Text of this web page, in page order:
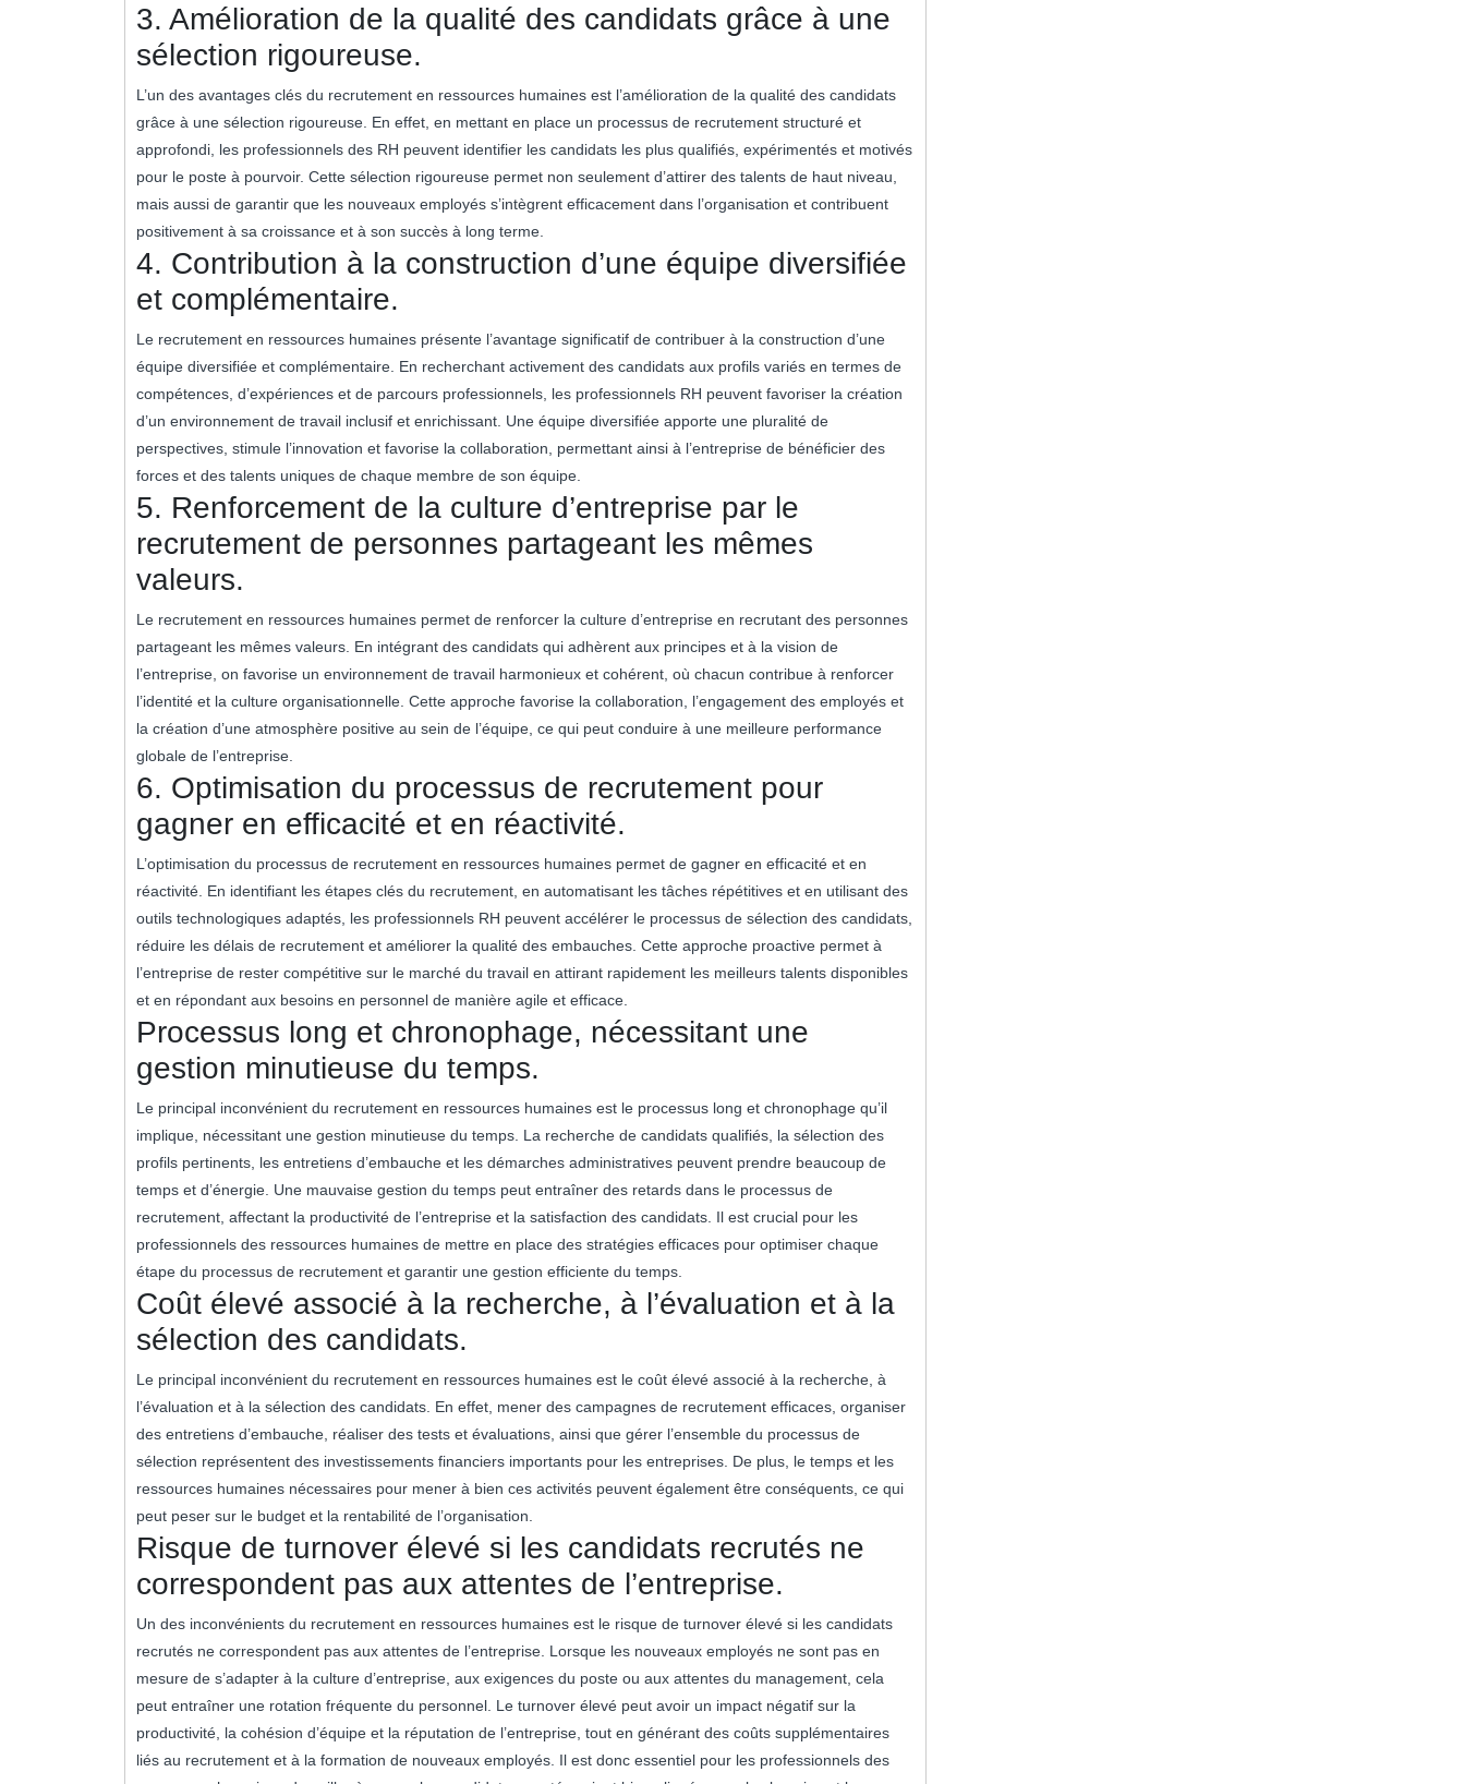
3. Amélioration de la qualité des candidats grâce à une
sélection rigoureuse.
L’un des avantages clés du recrutement en ressources humaines est l’amélioration de la qualité des candidats
grâce à une sélection rigoureuse. En effet, en mettant en place un processus de recrutement structuré et
approfondi, les professionnels des RH peuvent identifier les candidats les plus qualifiés, expérimentés et motivés
pour le poste à pourvoir. Cette sélection rigoureuse permet non seulement d’attirer des talents de haut niveau,
mais aussi de garantir que les nouveaux employés s’intègrent efficacement dans l’organisation et contribuent
positivement à sa croissance et à son succès à long terme.
4. Contribution à la construction d’une équipe diversifiée
et complémentaire.
Le recrutement en ressources humaines présente l’avantage significatif de contribuer à la construction d’une
équipe diversifiée et complémentaire. En recherchant activement des candidats aux profils variés en termes de
compétences, d’expériences et de parcours professionnels, les professionnels RH peuvent favoriser la création
d’un environnement de travail inclusif et enrichissant. Une équipe diversifiée apporte une pluralité de
perspectives, stimule l’innovation et favorise la collaboration, permettant ainsi à l’entreprise de bénéficier des
forces et des talents uniques de chaque membre de son équipe.
5. Renforcement de la culture d’entreprise par le
recrutement de personnes partageant les mêmes
valeurs.
Le recrutement en ressources humaines permet de renforcer la culture d’entreprise en recrutant des personnes
partageant les mêmes valeurs. En intégrant des candidats qui adhèrent aux principes et à la vision de
l’entreprise, on favorise un environnement de travail harmonieux et cohérent, où chacun contribue à renforcer
l’identité et la culture organisationnelle. Cette approche favorise la collaboration, l’engagement des employés et
la création d’une atmosphère positive au sein de l’équipe, ce qui peut conduire à une meilleure performance
globale de l’entreprise.
6. Optimisation du processus de recrutement pour
gagner en efficacité et en réactivité.
L’optimisation du processus de recrutement en ressources humaines permet de gagner en efficacité et en
réactivité. En identifiant les étapes clés du recrutement, en automatisant les tâches répétitives et en utilisant des
outils technologiques adaptés, les professionnels RH peuvent accélérer le processus de sélection des candidats,
réduire les délais de recrutement et améliorer la qualité des embauches. Cette approche proactive permet à
l’entreprise de rester compétitive sur le marché du travail en attirant rapidement les meilleurs talents disponibles
et en répondant aux besoins en personnel de manière agile et efficace.
Processus long et chronophage, nécessitant une
gestion minutieuse du temps.
Le principal inconvénient du recrutement en ressources humaines est le processus long et chronophage qu’il
implique, nécessitant une gestion minutieuse du temps. La recherche de candidats qualifiés, la sélection des
profils pertinents, les entretiens d’embauche et les démarches administratives peuvent prendre beaucoup de
temps et d’énergie. Une mauvaise gestion du temps peut entraîner des retards dans le processus de
recrutement, affectant la productivité de l’entreprise et la satisfaction des candidats. Il est crucial pour les
professionnels des ressources humaines de mettre en place des stratégies efficaces pour optimiser chaque
étape du processus de recrutement et garantir une gestion efficiente du temps.
Coût élevé associé à la recherche, à l’évaluation et à la
sélection des candidats.
Le principal inconvénient du recrutement en ressources humaines est le coût élevé associé à la recherche, à
l’évaluation et à la sélection des candidats. En effet, mener des campagnes de recrutement efficaces, organiser
des entretiens d’embauche, réaliser des tests et évaluations, ainsi que gérer l’ensemble du processus de
sélection représentent des investissements financiers importants pour les entreprises. De plus, le temps et les
ressources humaines nécessaires pour mener à bien ces activités peuvent également être conséquents, ce qui
peut peser sur le budget et la rentabilité de l’organisation.
Risque de turnover élevé si les candidats recrutés ne
correspondent pas aux attentes de l’entreprise.
Un des inconvénients du recrutement en ressources humaines est le risque de turnover élevé si les candidats
recrutés ne correspondent pas aux attentes de l’entreprise. Lorsque les nouveaux employés ne sont pas en
mesure de s’adapter à la culture d’entreprise, aux exigences du poste ou aux attentes du management, cela
peut entraîner une rotation fréquente du personnel. Le turnover élevé peut avoir un impact négatif sur la
productivité, la cohésion d’équipe et la réputation de l’entreprise, tout en générant des coûts supplémentaires
liés au recrutement et à la formation de nouveaux employés. Il est donc essentiel pour les professionnels des